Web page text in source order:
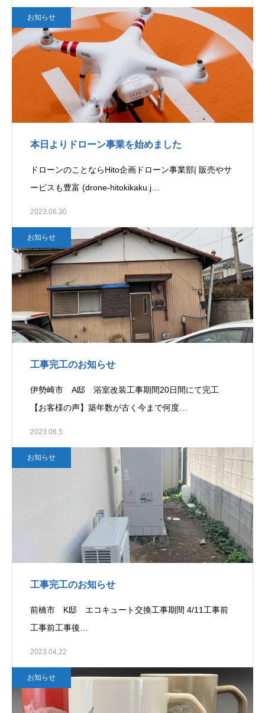
お知らせ
本日よりドローン事業を始めました
ドローンのことならHito企画ドローン事業部| 販売やサ
ービスも豊富 (drone-hitokikaku.j…
2023.06.30
お知らせ
工事完工のお知らせ
伊勢崎市 A邸 浴室改装工事期間20日間にて完工
【お客様の声】築年数が古く今まで何度…
2023.06.5
お知らせ
工事完工のお知らせ
前橋市 K邸 エコキュート交換工事期間 4/11工事前
工事前工事後…
2023.04.22
お知らせ